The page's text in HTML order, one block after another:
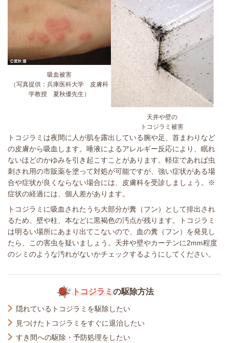
トコジラミは夜間に人が肌を露出している腕や足、首まわりなど
の皮膚から吸血します。唾液によるアレルギー反応により、眠れ
ないほどのかゆみを引き起こすことがあります。軽症であれば虫
刺され用の市販薬を塗って対処が可能ですが、強い症状がある場
合や症状が良くならない場合には、皮膚科を受診しましょう。※
症状の経過には、個人差があります。
トコジラミに吸血されたうち大部分が糞（フン）として排出され
るため、壁や柱、本などに黒褐色の汚点が残ります。トコジラミ
は明るい場所にあまり出てこないので、血の糞（フン）を発見し
たら、この害虫を疑いましょう。天井や壁やカーテンに2mm程度
のシミのような汚れがないかチェックするようにしてください。
吸血被害
（写真提供：兵庫医科大学皮膚科
学教授 夏秋優先生）
天井や壁の
トコジラミ被害
トコジラミの駆除方法
隠れているトコジラミを駆除したい
見つけたトコジラミをすぐに退治したい
すき間への駆除・予防処理をしたい